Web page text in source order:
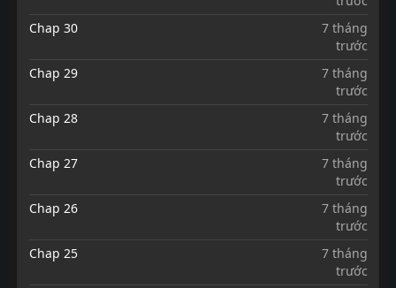
Chap 30
7 tháng
trước
Chap 29
7 tháng
trước
Chap 28
7 tháng
trước
Chap 27
7 tháng
trước
Chap 26
7 tháng
trước
Chap 25
7 tháng
trước